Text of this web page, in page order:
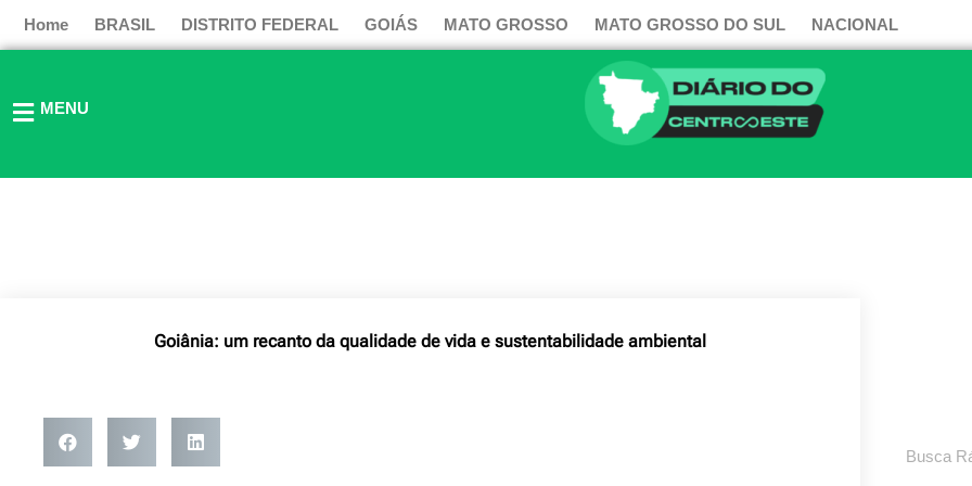
para
conteúdo
Home BRASIL DISTRITO FEDERAL GOIÁS MATO GROSSO MATO GROSSO DO SUL NACIONAL
MENU
Goiânia: um recanto da qualidade de vida e sustentabilidade ambiental